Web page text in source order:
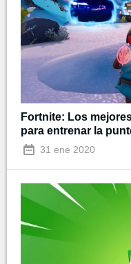
Fortnite: Los
para entrenar la
31 ene 2020